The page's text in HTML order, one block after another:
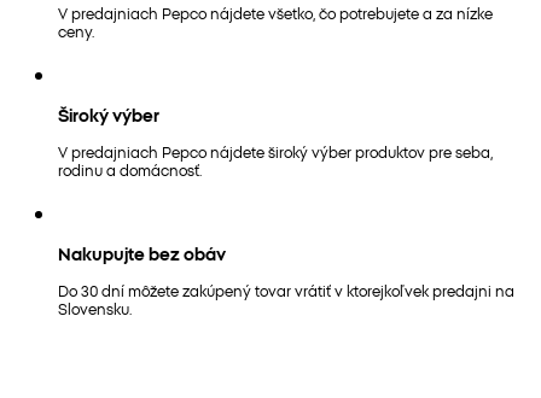
V predajniach Pepco nájdete všetko, čo potrebujete a za nízke
ceny.
Široký výber
V predajniach Pepco nájdete široký výber produktov pre seba,
rodinu a domácnosť.
Nakupujte bez obáv
Do 30 dní môžete zakúpený tovar vrátiť v ktorejkoľvek predajni na
Slovensku.